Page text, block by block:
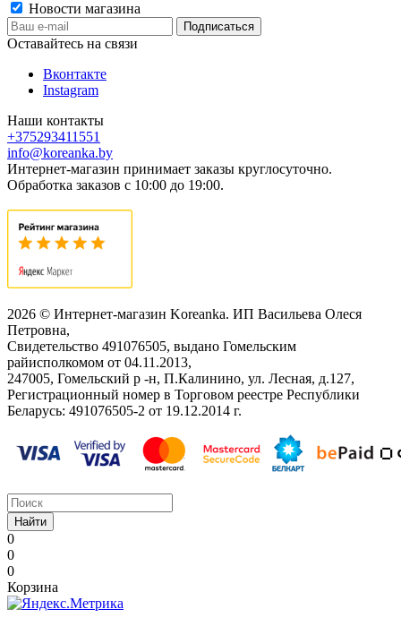
Новости магазина
Оставайтесь на связи
Вконтакте
Instagram
Наши контакты
+375293411551
info@koreanka.by
Интернет-магазин принимает заказы круглосуточно.
Обработка заказов с 10:00 до 19:00.
2026 © Интернет-магазин Koreanka. ИП Васильева Олеся
Петровна,
Свидетельство ‎491076505, выдано Гомельским
райисполкомом от 04.11.2013,
247005, Гомельский р -н, П.Калинино, ул. Лесная, д.127,
Регистрационный номер в Торговом реестре Республики
Беларусь: ‎491076505-2 от 19.12.2014 г.
Найти
0
0
0
Корзина